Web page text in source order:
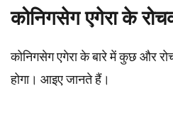
कोनिगसेग एगेरा के
कोनिगसेग एगेरा के बारे में कुछ और
होगा। आइए जानते हैं।